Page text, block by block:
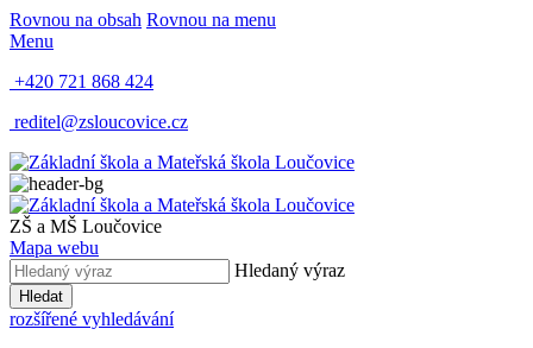
Rovnou na obsah Rovnou na menu
Menu
+420 721 868 424
reditel@zsloucovice.cz
ZŠ a MŠ Loučovice
Mapa webu
Hledaný výraz
Hledat
rozšířené vyhledávání